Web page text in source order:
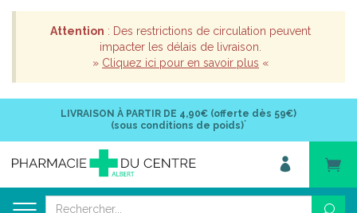
Attention : Des restrictions de circulation peuvent
impacter les délais de livraison.
» Cliquez ici pour en savoir plus «
LIVRAISON À PARTIR DE 4,90€ (offerte dès 59€)
(sous conditions de poids)*